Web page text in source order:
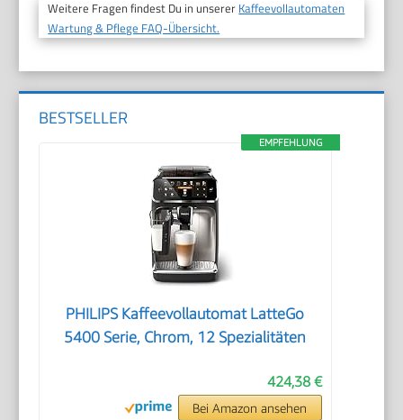
Weitere Fragen findest Du in unserer Kaffeevollautomaten
Wartung & Pflege FAQ-Übersicht.
BESTSELLER
EMPFEHLUNG
PHILIPS Kaffeevollautomat LatteGo
5400 Serie, Chrom, 12 Spezialitäten
424,38 €
Bei Amazon ansehen